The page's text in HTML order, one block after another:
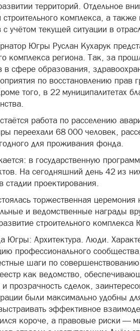
территорий. Отдельное
комплекса, а также
с учётом текущей ситуации в
Югры Руслан Кухарук
комплекса региона. Так, за
в сфере образования,
по восстановлению прав
того, в 22 муниципалитетах
работа по расселению
переехали 68 000 человек,
для проживания фонда.
в государственную
На сегодняшний день 42 из
проектирования.
торжественная церемония
и ведомственные награды
строительного комплекса
Югры: Архитектура. Люди.
профессионального
шаги по
как ведомство,
прозрачность сделок,
были максимально удобны
эффективное
короче, а правовые риски —